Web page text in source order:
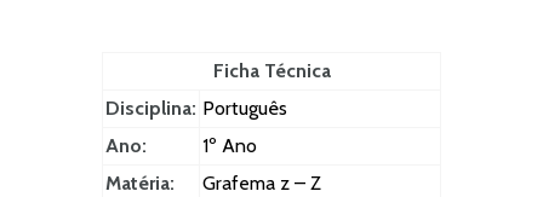
Ficha Técnica
Disciplina: Português
Ano:
1º Ano
Matéria:
Grafema z – Z